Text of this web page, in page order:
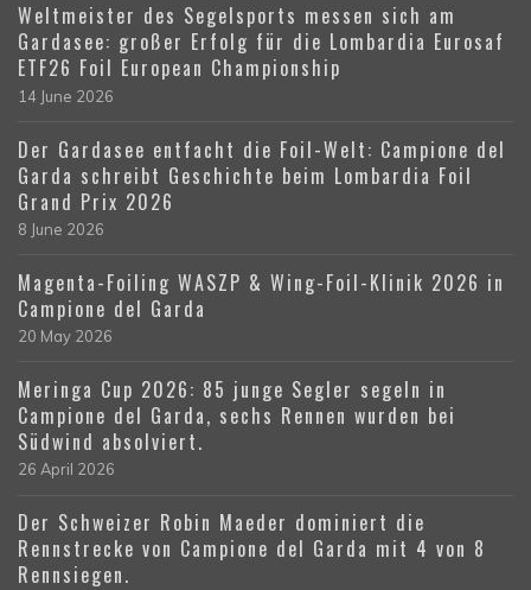
Weltmeister des Segelsports messen sich am
Gardasee: großer Erfolg für die Lombardia Eurosaf
ETF26 Foil European Championship
14 June 2026
Der Gardasee entfacht die Foil-Welt: Campione del
Garda schreibt Geschichte beim Lombardia Foil
Grand Prix 2026
8 June 2026
Magenta-Foiling WASZP & Wing-Foil-Klinik 2026 in
Campione del Garda
20 May 2026
Meringa Cup 2026: 85 junge Segler segeln in
Campione del Garda, sechs Rennen wurden bei
Südwind absolviert.
26 April 2026
Der Schweizer Robin Maeder dominiert die
Rennstrecke von Campione del Garda mit 4 von 8
Rennsiegen.